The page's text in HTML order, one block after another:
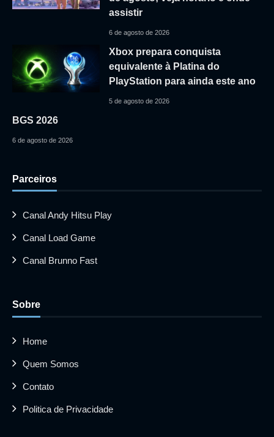
assistir
6 de agosto de 2026
Xbox prepara conquista
equivalente à Platina do
PlayStation para ainda este ano
5 de agosto de 2026
BGS 2026
6 de agosto de 2026
Parceiros
Canal Andy Hitsu Play
Canal Load Game
Canal Brunno Fast
Sobre
Home
Quem Somos
Contato
Politica de Privacidade